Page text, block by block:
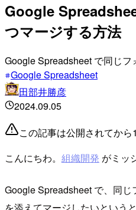
Google
つマージする方法
Google Spreadsheet で同じ
Google Spreadsheet
田部井勝彦
2024.09.05
この記事は公開されてか
こんにちわ。 組織開発 がミッ
Google Spreadsheet で、同